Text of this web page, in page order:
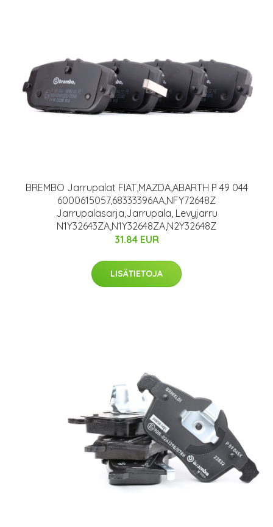
BREMBO Jarrupalat FIAT,MAZDA,ABARTH P 49 044
6000615057,68333396AA,NFY72648Z
Jarrupalasarja,Jarrupala, Levyjarru
N1Y32643ZA,N1Y32648ZA,N2Y32648Z
31.84 EUR
LISÄTIETOJA